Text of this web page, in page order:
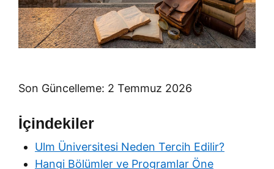
Son Güncelleme: 2 Temmuz 2026
İçindekiler
Ulm Üniversitesi Neden Tercih Edilir?
Hangi Bölümler ve Programlar Öne